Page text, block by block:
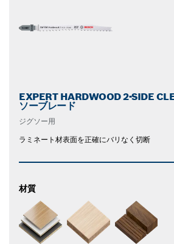
EXPERT HARDWOOD 2-SIDE
ソーブレード
ジグソー用
ラミネート材表面を正確にバリなく切断
材質